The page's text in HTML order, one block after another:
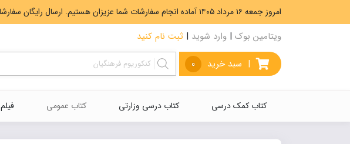
امروز جمعه ۱۶ مرداد ۱۴۰۵ آماده انجام سفارشات شما عزیزان هستیم. ارسال رایگان سفارشات بیشتر از 5،000،000 تومان.
ویتامین بوک | وارد شوید | ثبت نام کنید
| سبد خرید 0
کتاب کمک درسی کتاب درسی وزارتی کتاب عمومی